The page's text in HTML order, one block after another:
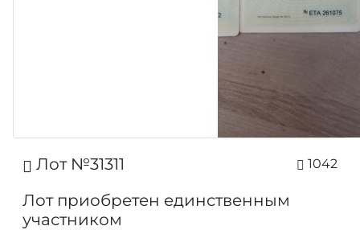
Лот №31311 1042
Лот приобретен единственным
участником